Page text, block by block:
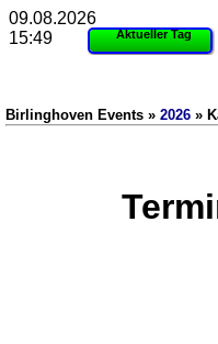
Aktueller Tag
Birlinghoven Events » 2026 »
09.08.2026
15:49